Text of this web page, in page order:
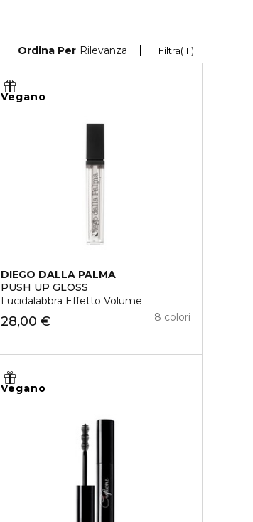
Filtra 1
Ordina Per Rilevanza
Vegano
DIEGO DALLA PALMA
PUSH UP GLOSS
Lucidalabbra Effetto Volume
28,00 € 8 colori
Vegano